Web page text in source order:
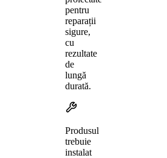
pentru
reparații
sigure,
cu
rezultate
de
lungă
durată.
Produsul
trebuie
instalat